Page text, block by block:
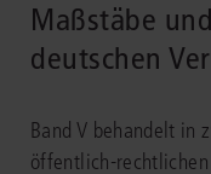
Maßstäbe
deutschen
Band V behandelt in
öffentlich-